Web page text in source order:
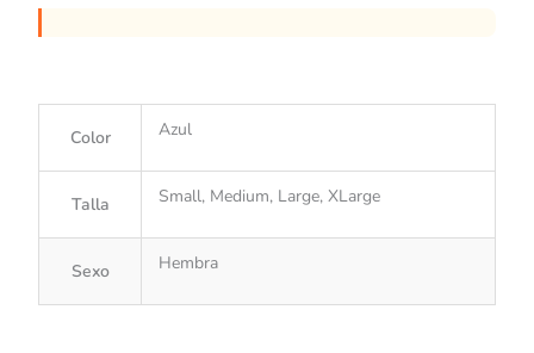
Color Azul
Talla Small, Medium, Large, XLarge
Sexo Hembra